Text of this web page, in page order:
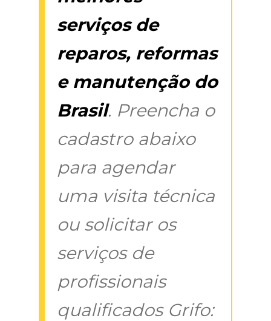
serviços de
reparos, reformas
e manutenção do
Brasil. Preencha o
cadastro abaixo
para agendar
uma visita técnica
ou solicitar os
serviços de
profissionais
qualificados Grifo: